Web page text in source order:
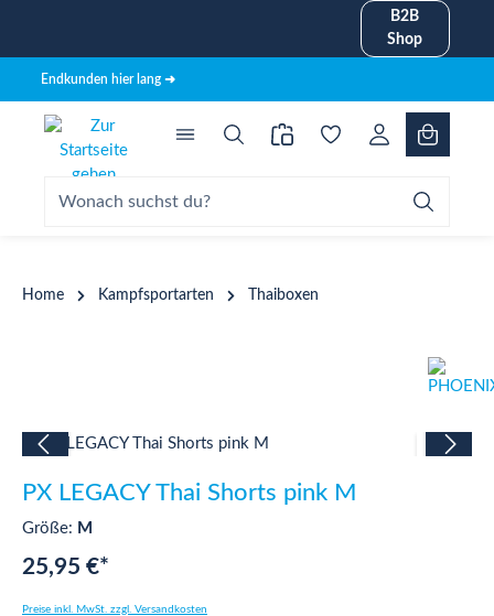
B2B
Shop
Endkunden hier lang ➜
Home Kampfsportarten Thaiboxen
Bildergalerie überspringen
PX LEGACY Thai Shorts pink M
Größe: M
25,95 €*
Preise inkl. MwSt. zzgl. Versandkosten